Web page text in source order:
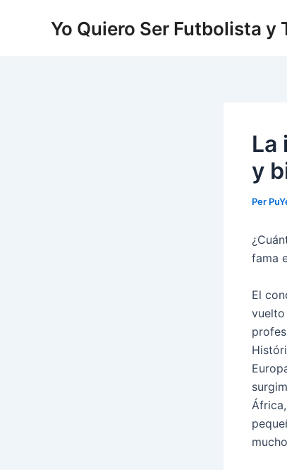
Yo Quiero Ser Futbolista y
La
y
Per
fama
El